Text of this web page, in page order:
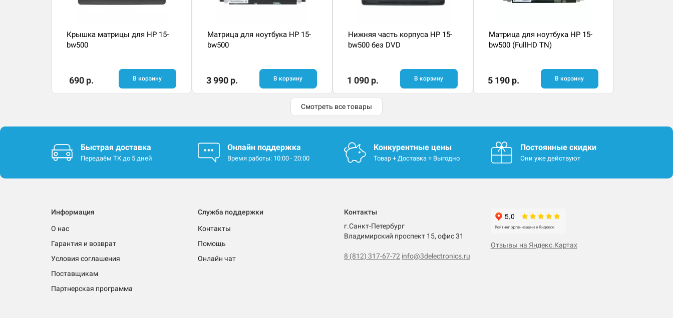
Крышка матрицы для HP 15-
bw500
690 р. В корзину
Матрица для ноутбука HP 15-
bw500
3 990 р. В корзину
Нижняя часть корпуса HP 15-
bw500 без DVD
1 090 р. В корзину
Матрица для ноутбука HP 15-
bw500 (FullHD TN)
5 190 р. В корзину
Смотреть все товары
Быстрая доставка
Передаём ТК до 5 дней
Онлайн поддержка
Время работы: 10:00 - 20:00
Конкурентные цены
Товар + Доставка = Выгодно
Постоянные скидки
Они уже действуют
Информация
О нас
Гарантия и возврат
Условия соглашения
Поставщикам
Партнерская программа
Служба поддержки
Контакты
Помощь
Онлайн чат
Контакты
г.Санкт-Петербург
Владимирский проспект 15, офис 31
8 (812) 317-67-72 info@3delectronics.ru
Отзывы на Яндекс.Картах